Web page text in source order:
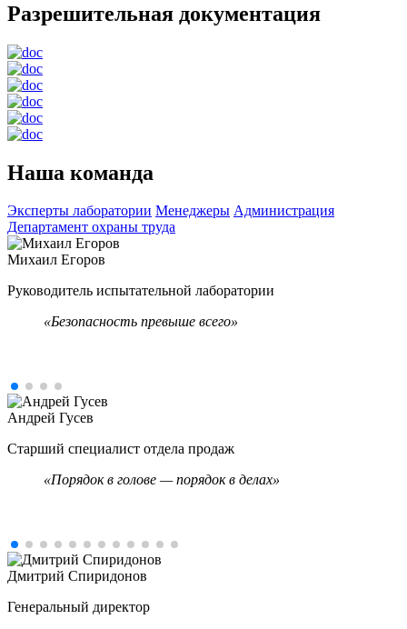
Разрешительная документация
Наша команда
Эксперты лаборатории Менеджеры Администрация
Департамент охраны труда
Михаил Егоров
Руководитель испытательной лаборатории
«Безопасность превыше всего»
Андрей Гусев
Старший специалист отдела продаж
«Порядок в голове — порядок в делах»
Дмитрий Спиридонов
Генеральный директор